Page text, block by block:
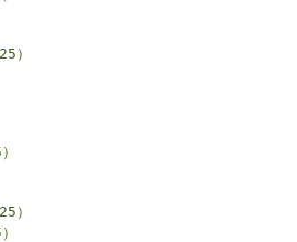
）
）